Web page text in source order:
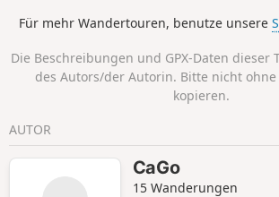
dem aus man die Bucht von Cherbourg,
trocknen, die verlassene Cotentine-Farm,
Festungsruinen und schließlich einen
Vogelperspektive auf den kleinen Hafen
entdecken kann. Eine Wanderung, die in
Für mehr Wandertouren, benutze unsere
Die Beschreibungen und GPX-Daten dieser
des Autors/der Autorin. Bitte nicht
kopieren.
AUTOR
CaGo
15 Wanderungen